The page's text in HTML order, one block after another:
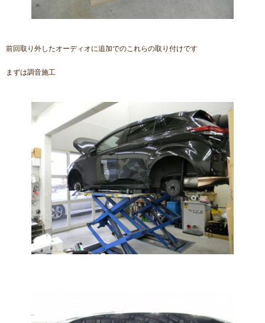
前回取り外したオーディオに追加でのこれらの取り付けです
まずは調音施工